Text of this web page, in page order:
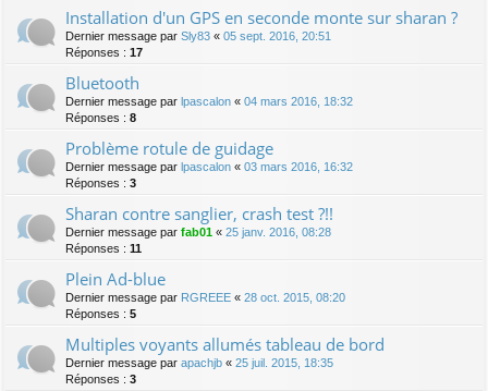
Installation d'un GPS en seconde monte sur sharan ?
Dernier message par Sly83 « 05 sept. 2016, 20:51
Réponses : 17
Bluetooth
Dernier message par lpascalon « 04 mars 2016, 18:32
Réponses : 8
Problème rotule de guidage
Dernier message par lpascalon « 03 mars 2016, 16:32
Réponses : 3
Sharan contre sanglier, crash test ?!!
Dernier message par fab01 « 25 janv. 2016, 08:28
Réponses : 11
Plein Ad-blue
Dernier message par RGREEE « 28 oct. 2015, 08:20
Réponses : 5
Multiples voyants allumés tableau de bord
Dernier message par apachjb « 25 juil. 2015, 18:35
Réponses : 3